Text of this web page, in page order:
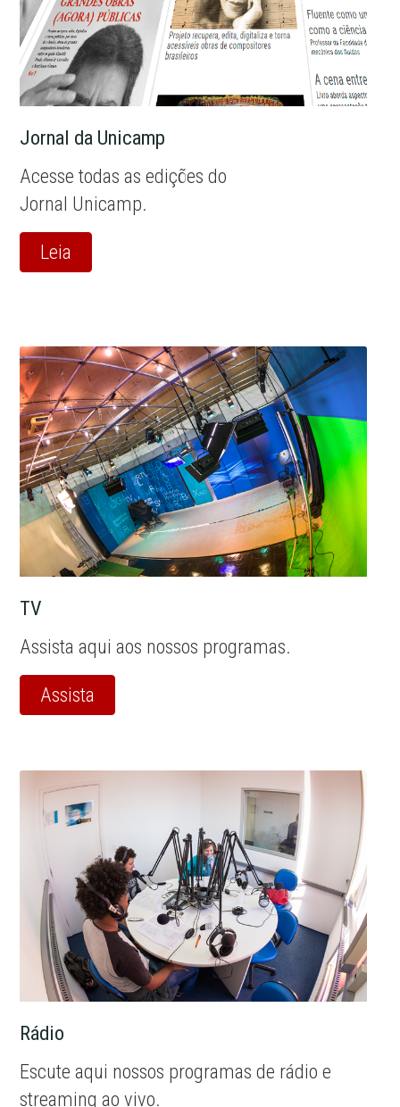
Jornal da Unicamp
Acesse todas as edições do
Jornal Unicamp.
Leia
TV
Assista aqui aos nossos programas.
Assista
Rádio
Escute aqui nossos programas de rádio e
streaming ao vivo.